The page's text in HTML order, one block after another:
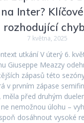
Inter?
rozhodující
7 května, 2025
utkání V úterý 6.
Giuseppe Meazzy
zápasů této
v prvním zápase
měla před druhým
nemožnou úlohu –
dosáhnout vysoké